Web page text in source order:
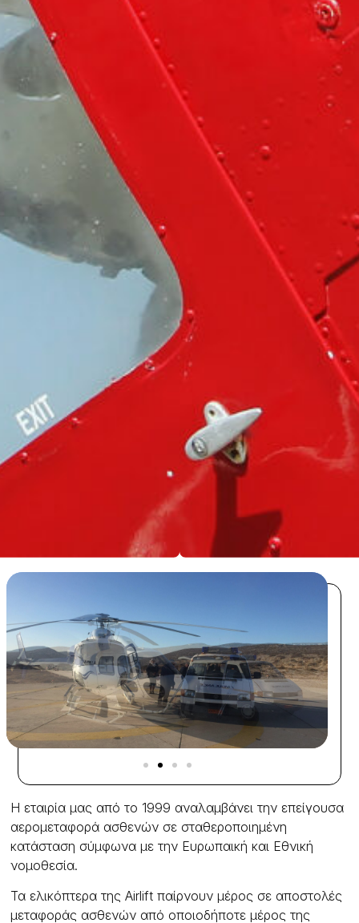
H εταιρία μας από το 1999 αναλαμβάνει την επείγουσα
αερομεταφορά ασθενών σε σταθεροποιημένη
κατάσταση σύμφωνα με την Ευρωπαική και Εθνική
νομοθεσία.
Τα ελικόπτερα της Airlift παίρνουν μέρος σε αποστολές
μεταφοράς ασθενών από οποιοδήποτε μέρος της